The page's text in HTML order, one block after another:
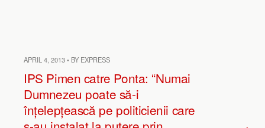
APRIL 4, 2013 • BY EXPRESS
IPS Pimen catre Ponta: “Numai
Dumnezeu poate să-i
înțelepțească pe politicienii care